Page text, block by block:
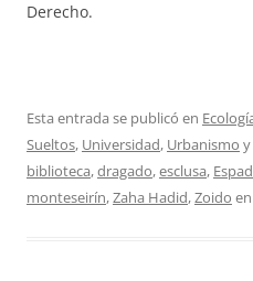
Derecho.
Esta entrada se publicó en
Sueltos, Universidad, Urbanismo
biblioteca,dragado,esclusa,
monteseirín,Zaha Hadid,Zoido en